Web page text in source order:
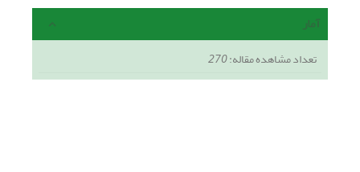
آمار
تعداد مشاهده مقاله:270